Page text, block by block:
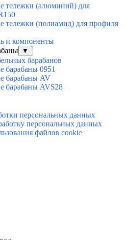
тележки (алюминий) для
тележки (полиамид) для профиля
и компоненты
▼
барабанов
барабаны 0951
барабаны AV
барабаны AVS28
персональных данных
персональных данных
файлов cookie